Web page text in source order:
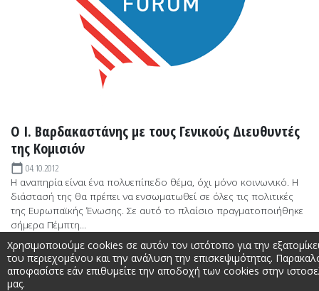
Ο Ι. Βαρδακαστάνης με τους Γενικούς Διευθυντές
της Κομισιόν
calendar_today 04.10.2012
Η αναπηρία είναι ένα πολυεπίπεδο θέμα, όχι μόνο κοινωνικό. Η
διάστασή της θα πρέπει να ενσωματωθεί σε όλες τις πολιτικές
της Ευρωπαϊκής Ένωσης. Σε αυτό το πλαίσιο πραγματοποιήθηκε
σήμερα Πέμπτη...
Χρησιμοποιούμε cookies σε αυτόν τον ιστότοπο για την
του περιεχομένου και την ανάλυση την επισκεψιμότητας.
αποφασίστε εάν επιθυμείτε την αποδοχή των cookies στην
μας.